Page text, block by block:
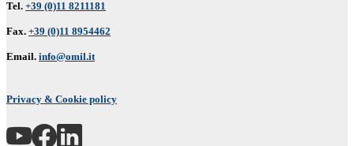
Tel. +39 (0)11 8211181
Fax. +39 (0)11 8954462
Email. info@omil.it
Privacy & Cookie policy